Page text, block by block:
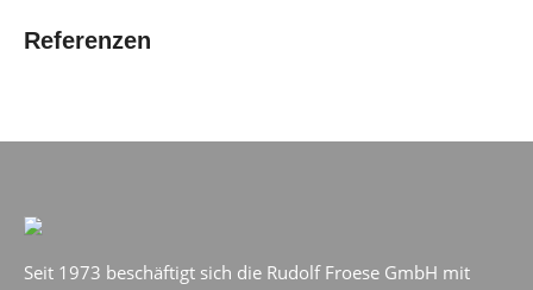
Referenzen
Seit 1973 beschäftigt sich die Rudolf Froese GmbH mit